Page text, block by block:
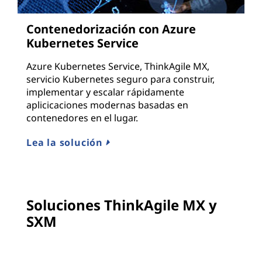
Contenedorización con Azure
Kubernetes Service
Azure Kubernetes Service, ThinkAgile MX,
servicio Kubernetes seguro para construir,
implementar y escalar rápidamente
aplicicaciones modernas basadas en
contenedores en el lugar.
Lea la solución
Soluciones ThinkAgile MX y
SXM